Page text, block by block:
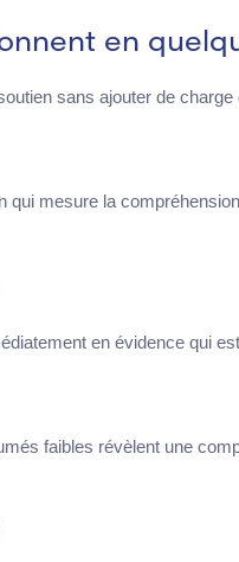
en
sans ajouter de charge
qui mesure la
en évidence qui
faibles révèlent une